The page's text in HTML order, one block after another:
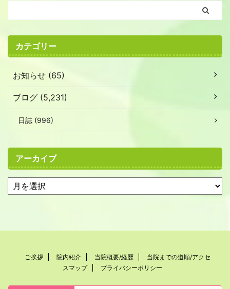
カテゴリー
お知らせ (65)
ブログ (5,231)
日誌 (996)
アーカイブ
ご挨拶 院内紹介 当院概要/経歴
当院までの道順/アクセ
スマップ
プライバシーポリシー